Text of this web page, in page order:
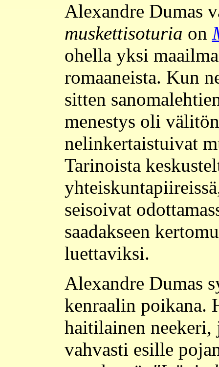
Alexandre Dumas
muskettisoturia on
ohella yksi
romaaneista. Kun
sitten
menestys oli
nelinkertaistuivat
Tarinoista
seisoivat
saadakseen
luettaviksi.
Alexandre Dumas
kenraalin poikana.
haitilainen
vahvasti esille